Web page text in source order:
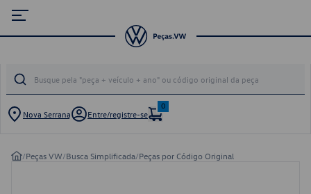
Nova Serrana Entre/registre-se
0
/Peças VW/Busca Simplificada/Peças por Código Original